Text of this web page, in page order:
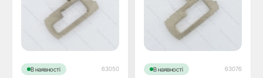
В наявності 63050 В наявності 63076